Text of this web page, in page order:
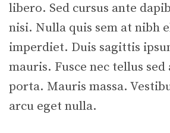
libero. Sed cursus ante
nisi. Nulla quis sem at nibh
imperdiet. Duis sagittis
mauris. Fusce nec tellus sed
porta. Mauris massa.
arcu eget nulla.